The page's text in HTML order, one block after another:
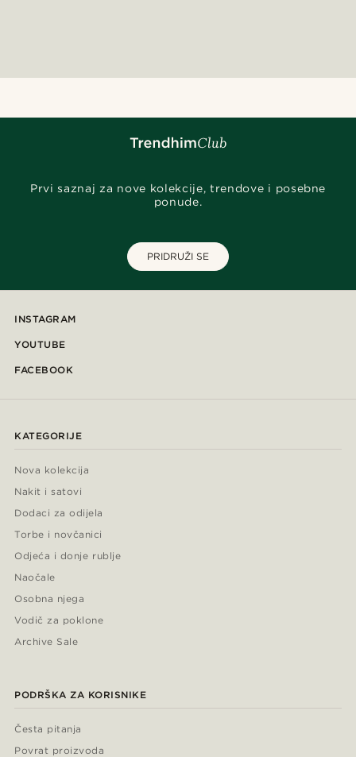
Prvi saznaj za nove kolekcije, trendove i posebne
ponude.
PRIDRUŽI SE
INSTAGRAM
YOUTUBE
FACEBOOK
KATEGORIJE
Nova kolekcija
Nakit i satovi
Dodaci za odijela
Torbe i novčanici
Odjeća i donje rublje
Naočale
Osobna njega
Vodič za poklone
Archive Sale
PODRŠKA ZA KORISNIKE
Česta pitanja
Povrat proizvoda